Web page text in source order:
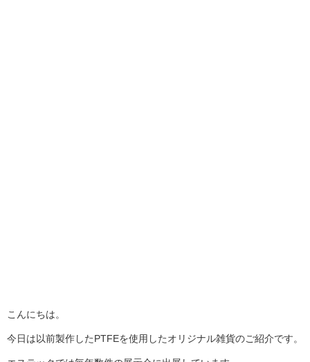
こんにちは。
今日は以前製作したPTFEを使用したオリジナル雑貨のご紹介です。